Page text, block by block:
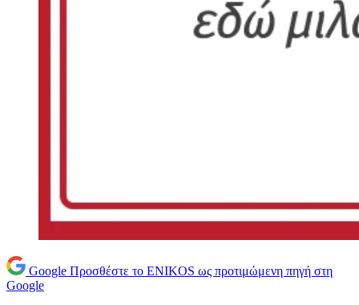
Google Προσθέστε το ENIKOS ως προτιμώμενη πηγή στη
Google